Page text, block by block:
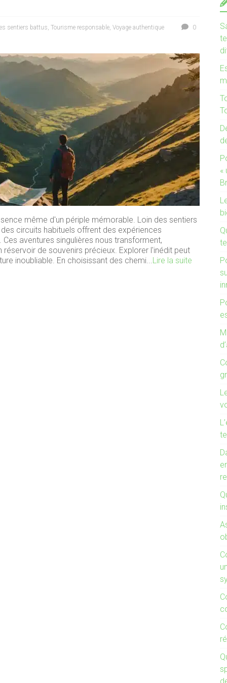
sentiers battus, Tourisme responsable, Voyage authentique 0
même d'un périple mémorable. Loin des sentiers
circuits habituels offrent des expériences
aventures singulières nous transforment,
de souvenirs précieux. Explorer l'inédit peut
inoubliable. En choisissant des chemi...Lire la suite
«